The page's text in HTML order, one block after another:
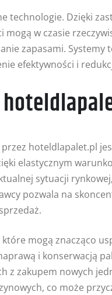
technologie. Dzięki
mogą w czasie
zapasami. Systemy
efektywności i
hoteldlapalet.pl
elastycznym
sytuacji
pozwala na
mogą znacząco
i konserwacją
z zakupem nowych
co może